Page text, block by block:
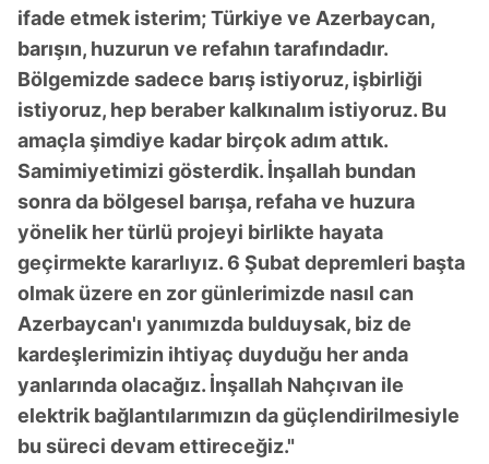
Çerezlere ilişkin tercihlerinizi aşağıda yer alan panel
vasıtasıyla belirleyebilirsiniz. Çerezlere ilişkin detaylı bilgi
için Ayarlar butonuna tıklayabilir,
Çerez Bilgilendirme
Metnimizi
ziyaret edebilirsiniz.
6698 sayılı Kişisel Verilerin Korunması Kanunu uyarınca
hazırlanmış Aydınlatma Metnimizi okumak ve sitemizde
ilgili mevzuata uygun olarak kullanılan çerezlerle ilgili bilgi
almak için lütfentıklayınız.
ifade etmek isterim; Türkiye ve Azerbaycan,
barışın, huzurun ve refahın tarafındadır.
Bölgemizde sadece barış istiyoruz, işbirliği
istiyoruz, hep beraber kalkınalım istiyoruz. Bu
amaçla şimdiye kadar birçok adım attık.
Samimiyetimizi gösterdik. İnşallah bundan
sonra da bölgesel barışa, refaha ve huzura
yönelik her türlü projeyi birlikte hayata
geçirmekte kararlıyız. 6 Şubat depremleri başta
olmak üzere en zor günlerimizde nasıl can
Azerbaycan'ı yanımızda bulduysak, biz de
kardeşlerimizin ihtiyaç duyduğu her anda
yanlarında olacağız. İnşallah Nahçıvan ile
elektrik bağlantılarımızın da güçlendirilmesiyle
bu süreci devam ettireceğiz."